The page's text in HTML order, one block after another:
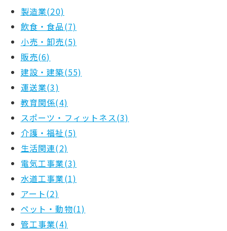
製造業(20)
飲食・食品(7)
小売・卸売(5)
販売(6)
建設・建築(55)
運送業(3)
教育関係(4)
スポーツ・フィットネス(3)
介護・福祉(5)
生活関連(2)
電気工事業(3)
水道工事業(1)
アート(2)
ペット・動物(1)
管工事業(4)